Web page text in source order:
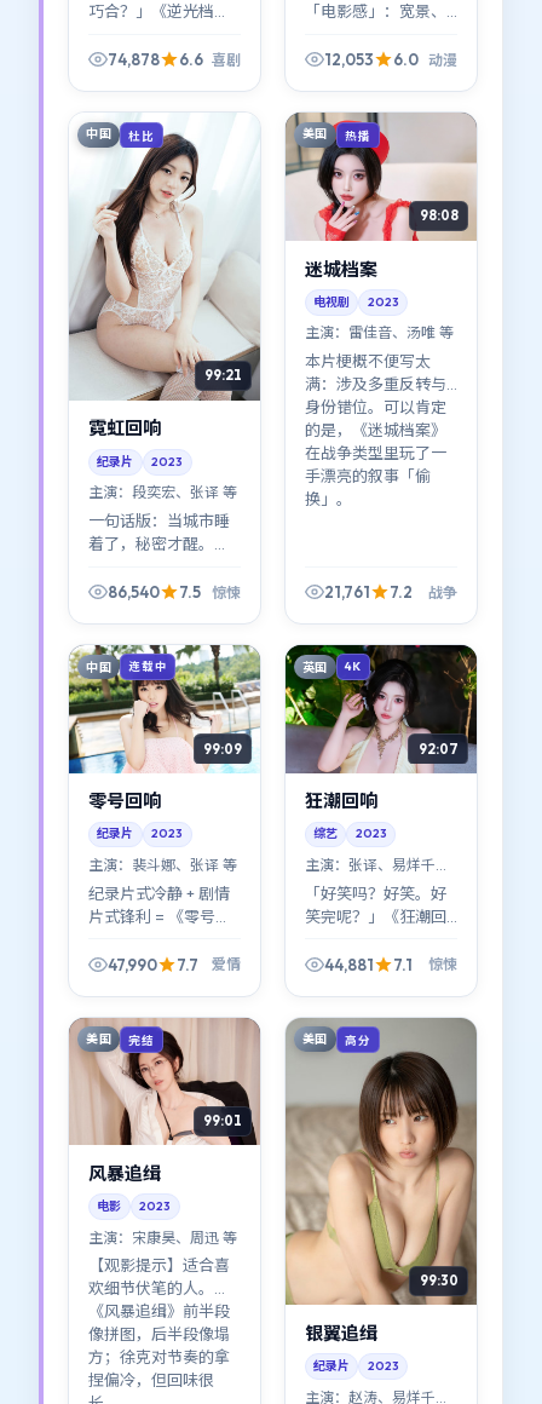
巧合？」《逆光档
写进了每一帧。喜剧
74,878 6.6 喜剧
「电影感」：宽景、
话。《异境回响》在
一类动漫作品。
12,053 6.0 动漫
中国 杜比
99:21
霓虹回响
纪录片 2023
主演： 段奕宏、张译 等
一句话版：当城市睡
着了，秘密才醒。
压在夜色的边线上，
看见」。
86,540 7.5 惊悚
美国 热播
98:08
迷城档案
电视剧 2023
主演： 雷佳音、汤唯 等
本片梗概不便写太
满：涉及多重反转与
身份错位。可以肯定
的是，《迷城档案》
在战争类型里玩了一
手漂亮的叙事「偷
换」。
21,761 7.2 战争
中国 连载中
99:09
零号回响
纪录片 2023
主演： 裴斗娜、张译 等
纪录片式冷静 + 剧情
片式锋利 = 《零号回
白描的方式，把中国
的形状。
47,990 7.7 爱情
英国 4K
92:07
狂潮回响
综艺 2023
主演： 张译、易烊千玺
等「好笑吗？好笑。好
笑完呢？」《狂潮回
间走钢丝：张译、易
也让落差更刺人。
44,881 7.1 惊悚
美国 完结
99:01
风暴追缉
电影 2023
主演： 宋康昊、周迅 等
【观影提示】适合喜
欢细节伏笔的人。
《风暴追缉》前半段
像拼图，后半段像塌
方；徐克对节奏的拿
捏偏冷，但回味很
美国 高分
99:30
银翼追缉
纪录片 2023
主演： 赵涛、易烊千玺